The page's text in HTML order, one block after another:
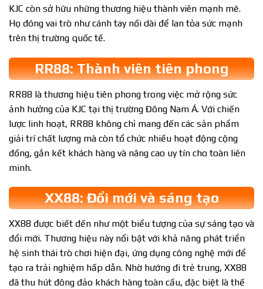
KJC còn sở hữu những thương hiệu thành viên mạnh mẽ.
Họ đóng vai trò như cánh tay nối dài để lan tỏa sức mạnh
trên thị trường quốc tế.
RR88: Thành viên tiên phong
RR88 là thương hiệu tiên phong trong việc mở rộng sức
ảnh hưởng của KJC tại thị trường Đông Nam Á. Với chiến
lược linh hoạt, RR88 không chỉ mang đến các sản phẩm
giải trí chất lượng mà còn tổ chức nhiều hoạt động cộng
đồng, gắn kết khách hàng và nâng cao uy tín cho toàn liên
minh.
XX88: Đổi mới và sáng tạo
XX88 được biết đến như một biểu tượng của sự sáng tạo và
đổi mới. Thương hiệu này nổi bật với khả năng phát triển
hệ sinh thái trò chơi hiện đại, ứng dụng công nghệ mới để
tạo ra trải nghiệm hấp dẫn. Nhờ hướng đi trẻ trung, XX88
đã thu hút đông đảo khách hàng toàn cầu, đặc biệt là thế